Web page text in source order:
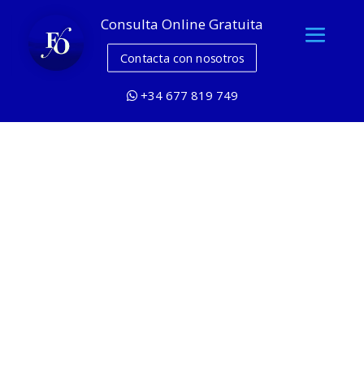
Consulta Online Gratuita
Contacta con nosotros
+34 677 819 749